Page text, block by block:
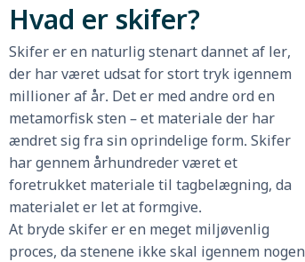
Hvad er skifer?
Skifer er en naturlig stenart dannet af ler,
der har været udsat for stort tryk igennem
millioner af år. Det er med andre ord en
metamorfisk sten – et materiale der har
ændret sig fra sin oprindelige form. Skifer
har gennem århundreder været et
foretrukket materiale til tagbelægning, da
materialet er let at formgive.
At bryde skifer er en meget miljøvenlig
proces, da stenene ikke skal igennem nogen